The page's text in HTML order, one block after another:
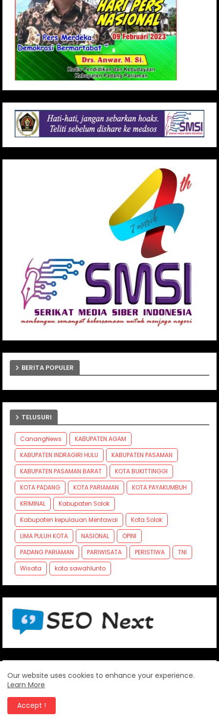
BERITA POPULER
TELUSURI
CanangNews
KABUPATEN AGAM
KABUPATEN INDRAGIRI HULU
KABUPATEN PASAMAN
KABUPATEN PASAMAN BARAT
KOTA BUKITTINGGI
KOTA PADANG
KOTA PARIAMAN
KOTA PAYAKUMBUH
KRIMINAL
Kabupaten Solok
Kabupaten kepulauan Mentawai
Kota Solok
LIMA PULUH KOTA
NASIONAL
OPINI
PADANG PARIAMAN
PARIWISATA PERISTIWA
TNI
Wisata
kota sawahlunto
FOLLOW US
Our website uses cookies to enhance your experience.
Learn More
Accept !